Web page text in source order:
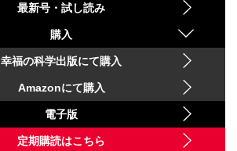
最新号・試し読み
購入
幸福の科学出版にて購入
Amazonにて購入
電子版
定期購読はこちら